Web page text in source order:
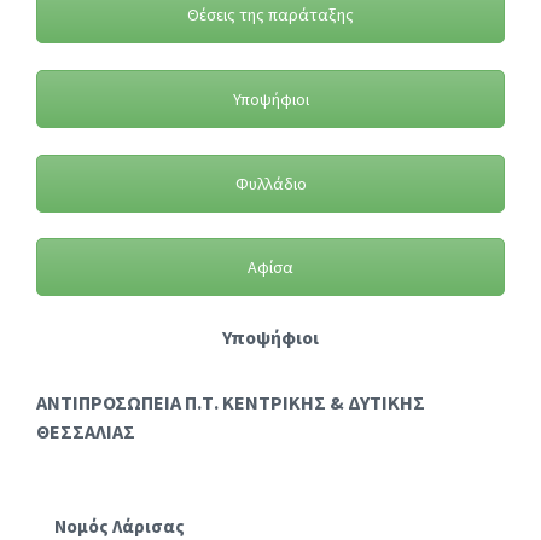
Θέσεις της παράταξης
Υποψήφιοι
Φυλλάδιο
Αφίσα
Υποψήφιοι
ΑΝΤΙΠΡΟΣΩΠΕΙΑ Π.Τ. ΚΕΝΤΡΙΚΗΣ & ΔΥΤΙΚΗΣ
ΘΕΣΣΑΛΙΑΣ
Νομός Λάρισας